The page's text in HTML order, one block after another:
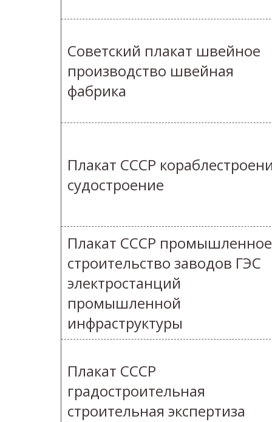
Советский плакат швейное
производство швейная
фабрика
Плакат СССР
судостроение
Плакат СССР промышленное
строительство заводов ГЭС
электростанций
промышленной
инфраструктуры
Плакат СССР
градостроительная
строительная экспертиза